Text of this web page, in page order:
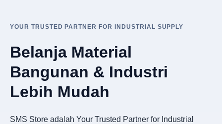
YOUR TRUSTED PARTNER FOR INDUSTRIAL SUPPLY
Belanja Material
Bangunan & Industri
Lebih Mudah
SMS Store adalah Your Trusted Partner for Industrial